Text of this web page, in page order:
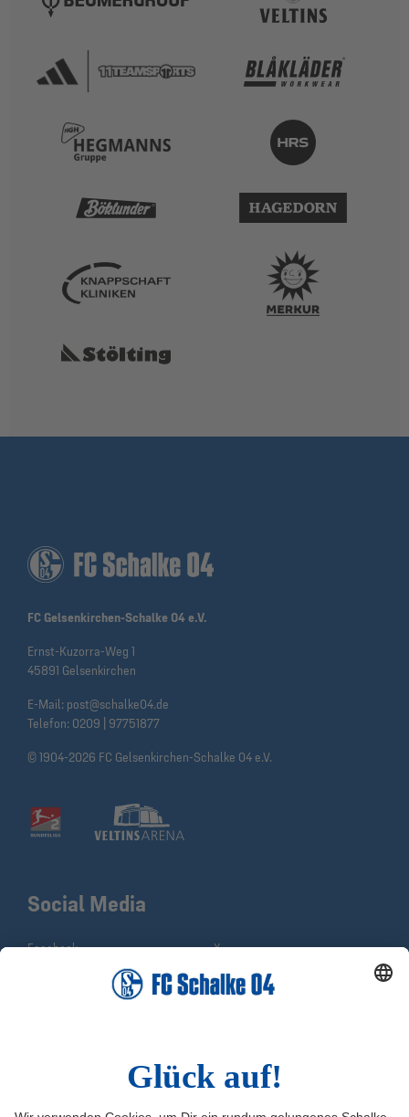
FC Gelsenkirchen-Schalke 04 e.V.
Ernst-Kuzorra-Weg 1
45891 Gelsenkirchen
E-Mail: post@schalke04.de
Telefon: 0209 | 97751877
© 1904-2026 FC Gelsenkirchen-Schalke 04 e.V.
Quicklinks
Social Media
Facebook
X
YouTube